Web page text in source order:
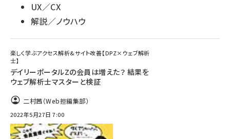
UX／CX
解説／ノウハウ
楽しく学ぶアクセス解析&サイト改善【DPZ×ウェブ解析
士】
デイリーポータルZの会員は増えた？ 結果を
ウェブ解析士マスターと検証
二村茜（Web担編集部）
2022年5月27日 7:00